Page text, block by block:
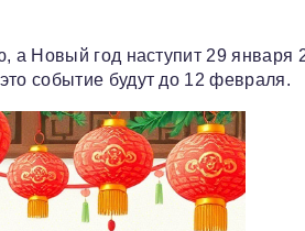
а Новый год наступит 29 января
событие будут до 12 февраля.